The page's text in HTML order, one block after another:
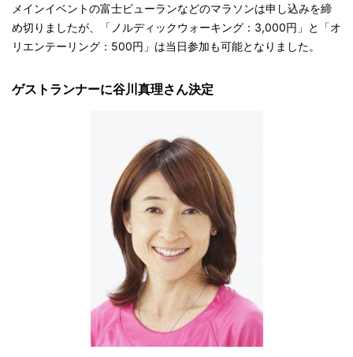
メインイベントの富士ビューランなどのマラソンは申し込みを締
め切りましたが、「ノルディックウォーキング：3,000円」と「オ
リエンテーリング：500円」は当日参加も可能となりました。
ゲストランナーに谷川真理さん決定